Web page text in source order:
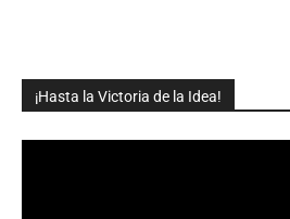
¡Hasta la Victoria de la Idea!